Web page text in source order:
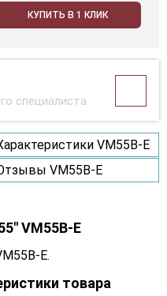
КУПИТЬ В 1 КЛИК
специалиста
VM55B-E
VM55B-E
VM55B-E
E.
товара